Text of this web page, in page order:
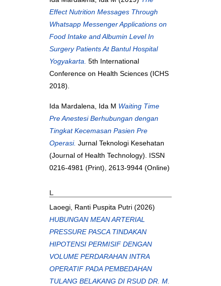
Effect Nutrition Messages Through
Whatsapp Messenger Applications on
Food Intake and Albumin Level In
Surgery Patients At Bantul Hospital
Yogyakarta. 5th International
Conference on Health Sciences (ICHS
2018).
Ida Mardalena, Ida M Waiting Time
Pre Anestesi Berhubungan dengan
Tingkat Kecemasan Pasien Pre
Operasi. Jurnal Teknologi Kesehatan
(Journal of Health Technology). ISSN
0216-4981 (Print), 2613-9944 (Online)
L
Laoegi, Ranti Puspita Putri (2026)
HUBUNGAN MEAN ARTERIAL
PRESSURE PASCA TINDAKAN
HIPOTENSI PERMISIF DENGAN
VOLUME PERDARAHAN INTRA
OPERATIF PADA PEMBEDAHAN
TULANG BELAKANG DI RSUD DR. M.